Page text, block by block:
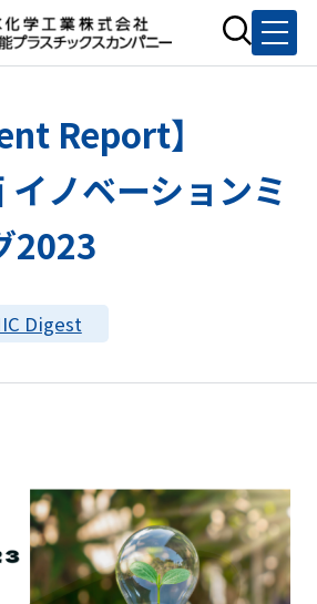
Report】
イノベーションミ
2023
Digest